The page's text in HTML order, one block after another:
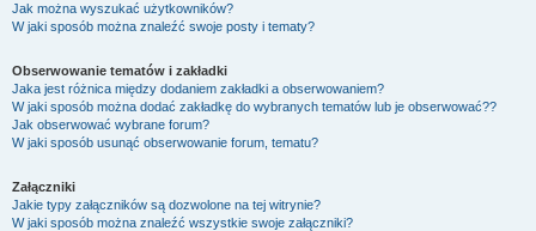
Jak można wyszukać użytkowników?
W jaki sposób można znaleźć swoje posty i tematy?
Obserwowanie tematów i zakładki
Jaka jest różnica między dodaniem zakładki a obserwowaniem?
W jaki sposób można dodać zakładkę do wybranych tematów lub je obserwować??
Jak obserwować wybrane forum?
W jaki sposób usunąć obserwowanie forum, tematu?
Załączniki
Jakie typy załączników są dozwolone na tej witrynie?
W jaki sposób można znaleźć wszystkie swoje załączniki?